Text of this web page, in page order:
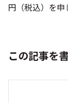
円（税込）を申
この記事を